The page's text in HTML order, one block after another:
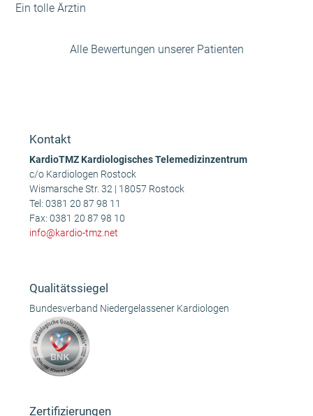
Ein tolle Ärztin
Alle Bewertungen unserer Patienten
Kontakt
KardioTMZ Kardiologisches Telemedizinzentrum
c/o Kardiologen Rostock
Wismarsche Str. 32 | 18057 Rostock
Tel:0381 20 87 98 11
Fax: 0381 20 87 98 10
info@kardio-tmz.net
Qualitätssiegel
Bundesverband Niedergelassener Kardiologen
Zertifizierungen